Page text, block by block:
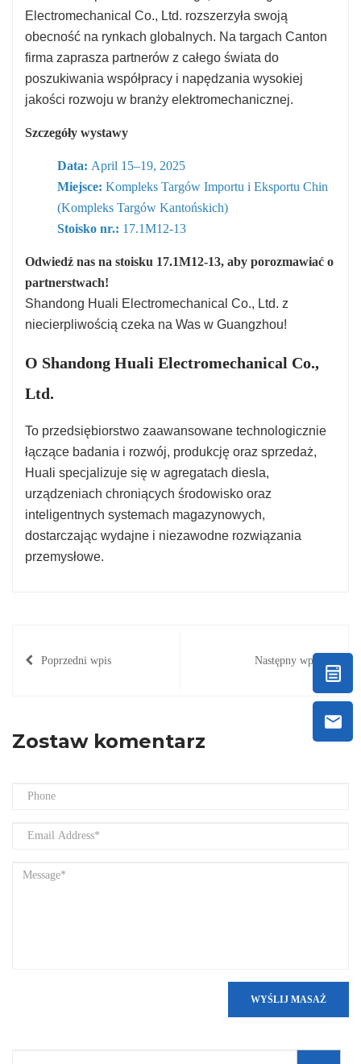
Electromechanical Co., Ltd. rozszerzyła swoją
obecność na rynkach globalnych. Na targach Canton
firma zaprasza partnerów z całego świata do
poszukiwania współpracy i napędzania wysokiej
jakości rozwoju w branży elektromechanicznej.
Szczegóły wystawy
Data: April 15–19, 2025
Miejsce: Kompleks Targów Importu i Eksportu Chin
(Kompleks Targów Kantońskich)
Stoisko nr.: 17.1M12-13
Odwiedź nas na stoisku 17.1M12-13, aby porozmawiać o
partnerstwach!
Shandong Huali Electromechanical Co., Ltd. z
niecierpliwością czeka na Was w Guangzhou!
O Shandong Huali Electromechanical Co.,
Ltd.
To przedsiębiorstwo zaawansowane technologicznie
łączące badania i rozwój, produkcję oraz sprzedaż,
Huali specjalizuje się w agregatach diesla,
urządzeniach chroniących środowisko oraz
inteligentnych systemach magazynowych,
dostarczając wydajne i niezawodne rozwiązania
przemysłowe.
Poprzedni wpis Następny wpis
Zostaw komentarz
WYŚLIJ MASAŻ